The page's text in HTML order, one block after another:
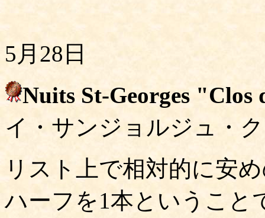
5月28日
Nuits St-Georges
イ・サンジョルジュ・
リスト上で相対的に安
ハーフを1本ということ